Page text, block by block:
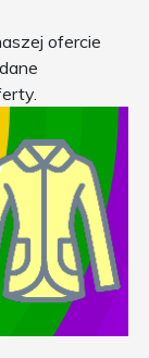
ofercie